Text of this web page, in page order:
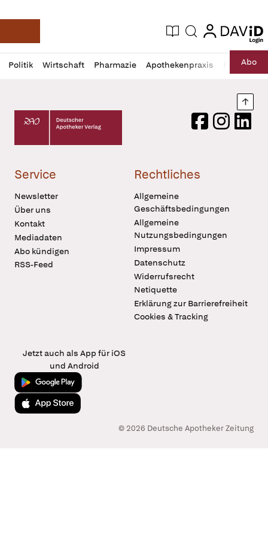
Deutsche Apotheker Zeitung
Aktuelle Ausgabe
Suche login
login
Politik Wirtschaft Pharmazie Apothekenpraxis RechtAbo
Profil
öffnen
Daz
Pur
Deutscher Apotheker Verlag Logo
FacebookInstagram
Service
Newsletter
Über uns
Kontakt
Mediadaten
Abo kündigen
RSS-Feed
Rechtliches
Allgemeine
Geschäftsbedingungen
Allgemeine
Nutzungsbedingungen
Impressum
Datenschutz
Widerrufsrecht
Netiquette
Erklärung zur Barrierefreiheit
Cookies & Tracking
Jetzt auch als App für iOS
und Android
Jetzt bei Google Play
Laden im App Store
© 2026 Deutsche Apotheker Zeitung